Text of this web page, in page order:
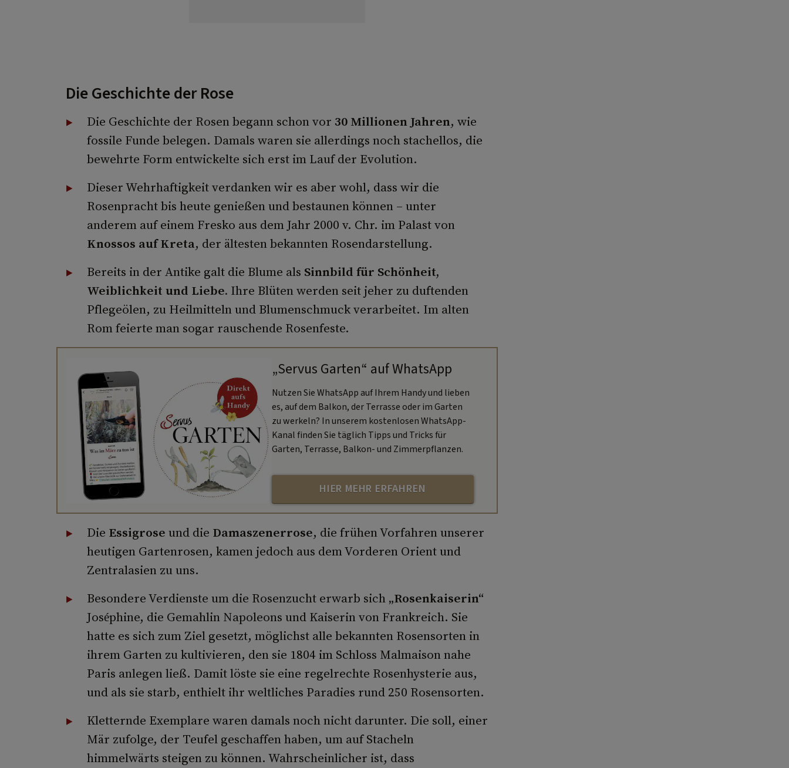
Die Geschichte der Rose
Die Geschichte der Rosen begann schon vor 30 Millionen Jahren, wie
fossile Funde be­legen. Damals waren sie allerdings noch stachellos, die
bewehrte Form entwickelte sich erst im Lauf der Evolution.
Dieser Wehrhaftigkeit verdanken wir es aber wohl, dass wir die
Rosenpracht bis heu­te genießen und bestaunen können – unter
anderem auf einem Fresko aus dem Jahr 2000 v. Chr. im Palast von
Knossos auf Kreta, der ältesten bekannten Rosendarstellung.
Bereits in der Antike galt die Blume als Sinnbild für Schönheit,
Weiblichkeit und Liebe. Ihre Blüten werden seit jeher zu duf­tenden
Pflegeölen, zu Heilmitteln und Blu­menschmuck verarbeitet. Im alten
Rom feierte man sogar rauschende Rosenfeste.
„Servus Garten“ auf WhatsApp
Nutzen Sie WhatsApp auf Ihrem Handy und lieben
es, auf dem Balkon, der Terrasse oder im Garten
zu werkeln? In unserem kostenlosen WhatsApp-
Kanal finden Sie täglich Tipps und Tricks für
Garten, Terrasse, Balkon- und Zimmerpflanzen.
HIER MEHR ERFAHREN
Die Essigrose und die Damaszenerrose, die frühen Vorfahren unserer
heutigen Gar­tenrosen, kamen jedoch aus dem Vorderen Orient und
Zentralasien zu uns.
Besondere Verdienste um die Rosenzucht erwarb sich „Rosenkaiserin“
Joséphine, die Gemahlin Napoleons und Kaiserin von Frankreich. Sie
hatte es sich zum Ziel ge­setzt, möglichst alle bekannten Rosensorten in
ihrem Garten zu kultivieren, den sie 1804 im Schloss Malmaison nahe
Paris anlegen ließ. Damit löste sie eine regelrechte Rosen­hysterie aus,
und als sie starb, enthielt ihr weltliches Paradies rund 250 Rosensorten.
Kletternde Exemplare waren damals noch nicht darunter. Die soll, einer
Mär zufolge, der Teufel geschaffen haben, um auf Sta­cheln
himmelwärts steigen zu können. Wahrscheinlicher ist, dass